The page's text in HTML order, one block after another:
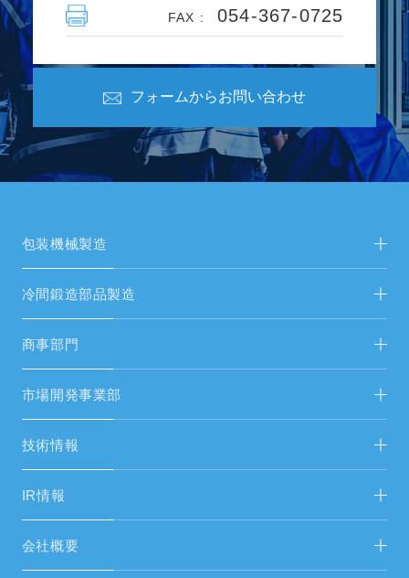
FAX : 054-367-0725
フォームからお問い合わせ
包装機械製造
包装機械製造TOP
冷間鍛造部品製造
冷間鍛造部品製造TOP
商事部門
FAシステム・受配電設備
生産設備・試験機
空調設備機器
市場開発事業部
省人化・自動化ソリューション FA営開
技術情報
市場開発事業部
IR情報
中期経営計画
会社概要